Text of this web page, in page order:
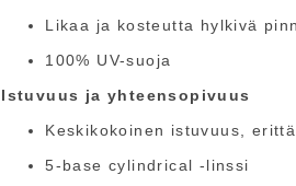
Likaa ja kosteutta hylkivä
100% UV-suoja
Istuvuus ja yhteensopivuus
Keskikokoinen istuvuus,
5-base cylindrical -linssi